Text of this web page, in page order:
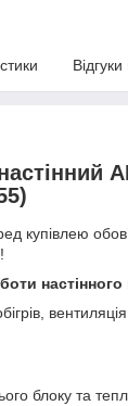
купівлею
блоку та